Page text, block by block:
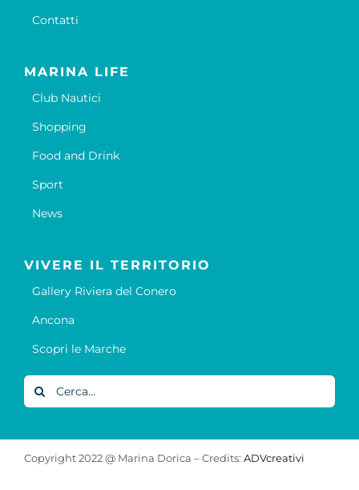
Contatti
MARINA LIFE
Club Nautici
Shopping
Food and Drink
Sport
News
VIVERE IL TERRITORIO
Gallery Riviera del Conero
Ancona
Scopri le Marche
Cerca
per:
Copyright 2022 @ Marina Dorica – Credits: ADVcreativi